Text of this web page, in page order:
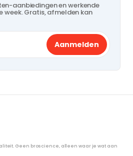
aanbiedingen en werkende
week. Gratis, afmelden kan
Aanmelden
Geen broscience, alleen waar je wat aan